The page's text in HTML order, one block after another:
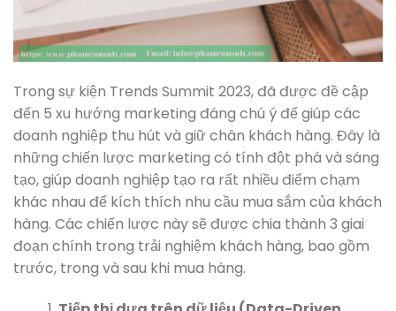
Trong sự kiện Trends Summit 2023, đã được đề cập
đến 5 xu hướng marketing đáng chú ý để giúp các
doanh nghiệp thu hút và giữ chân khách hàng. Đây là
những chiến lược marketing có tính đột phá và sáng
tạo, giúp doanh nghiệp tạo ra rất nhiều điểm chạm
khác nhau để kích thích nhu cầu mua sắm của khách
hàng. Các chiến lược này sẽ được chia thành 3 giai
đoạn chính trong trải nghiệm khách hàng, bao gồm
trước, trong và sau khi mua hàng.